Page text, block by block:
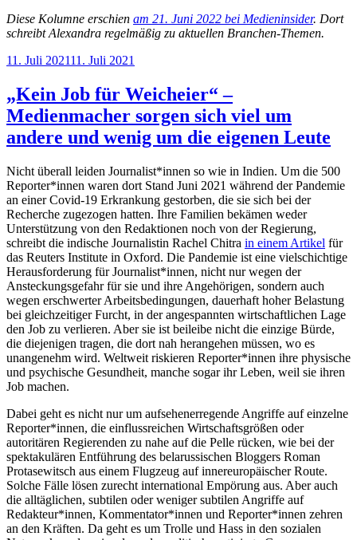
Diese Kolumne erschien am 21. Juni 2022 bei Medieninsider. Dort
schreibt Alexandra regelmäßig zu aktuellen Branchen-Themen.
Veröffentlicht
11. Juli 202111. Juli 2021
„Kein Job für Weicheier“ –
Medienmacher sorgen sich viel um
andere und wenig um die eigenen Leute
Nicht überall leiden Journalist*innen so wie in Indien. Um die 500
Reporter*innen waren dort Stand Juni 2021 während der Pandemie
an einer Covid-19 Erkrankung gestorben, die sie sich bei der
Recherche zugezogen hatten. Ihre Familien bekämen weder
Unterstützung von den Redaktionen noch von der Regierung,
schreibt die indische Journalistin Rachel Chitra in einem Artikel für
das Reuters Institute in Oxford. Die Pandemie ist eine vielschichtige
Herausforderung für Journalist*innen, nicht nur wegen der
Ansteckungsgefahr für sie und ihre Angehörigen, sondern auch
wegen erschwerter Arbeitsbedingungen, dauerhaft hoher Belastung
bei gleichzeitiger Furcht, in der angespannten wirtschaftlichen Lage
den Job zu verlieren. Aber sie ist beileibe nicht die einzige Bürde,
die diejenigen tragen, die dort nah herangehen müssen, wo es
unangenehm wird. Weltweit riskieren Reporter*innen ihre physische
und psychische Gesundheit, manche sogar ihr Leben, weil sie ihren
Job machen.
Dabei geht es nicht nur um aufsehenerregende Angriffe auf einzelne
Reporter*innen, die einflussreichen Wirtschaftsgrößen oder
autoritären Regierenden zu nahe auf die Pelle rücken, wie bei der
spektakulären Entführung des belarussischen Bloggers Roman
Protasewitsch aus einem Flugzeug auf innereuropäischer Route.
Solche Fälle lösen zurecht international Empörung aus. Aber auch
die alltäglichen, subtilen oder weniger subtilen Angriffe auf
Redakteur*innen, Kommentator*innen und Reporter*innen zehren
an den Kräften. Da geht es um Trolle und Hass in den sozialen